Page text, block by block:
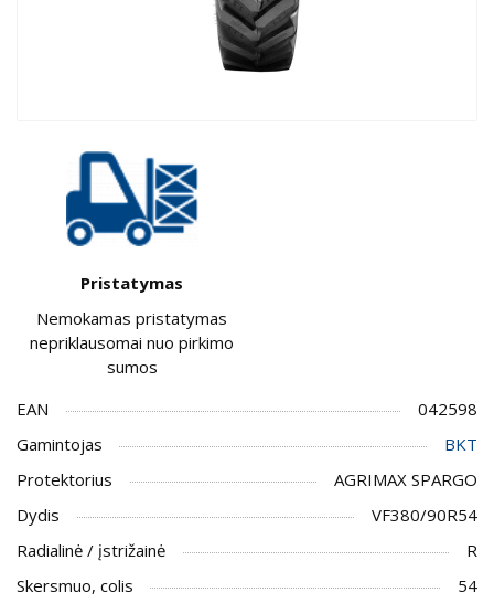
Pristatymas
Nemokamas pristatymas
nepriklausomai nuo pirkimo
sumos
EAN
042598
Gamintojas
BKT
Protektorius
AGRIMAX SPARGO
Dydis
VF380/90R54
Radialinė / įstrižainė
R
Skersmuo, colis
54